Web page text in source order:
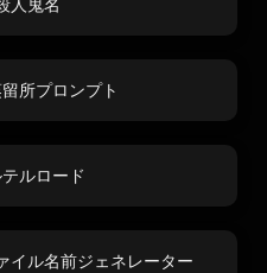
所プロンプト
ルロード
イル名前ジェネレーター